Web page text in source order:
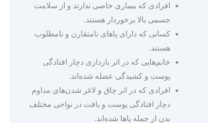
افرادی که بیماری خاصی ندارند و از سلامت
جسمی بالا برخوردار هستند.
کسانی که دارای پاهای نامتقارن و نامطلوب
هستند.
خانم‌هایی که در اثر بارداری دچار افتادگی
پوست و کشیدگی عضله شده‌اند.
افرادی که در اثر چاق و لاغر شدن‌های مداوم
دچار افتادگی پوست و بافت در نواحی مختلف
بدن از جمله پاها شده‌اند.